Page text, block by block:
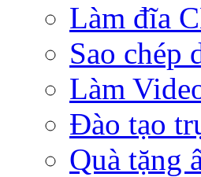
Làm đĩa
Sao chép
Làm
Đào tạo
Quà tặng